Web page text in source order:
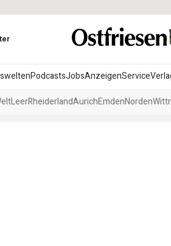
PodcastsJobsAnzeigenService
LeerRheiderlandAurichEmdenNorden